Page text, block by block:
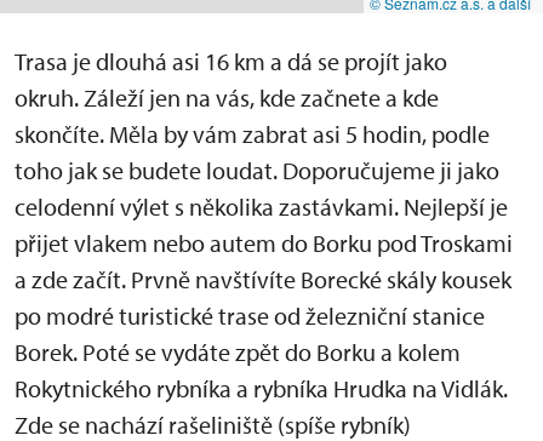
Trasa je dlouhá asi 16 km a dá se projít jako
okruh. Záleží jen na vás, kde začnete a kde
skončíte. Měla by vám zabrat asi 5 hodin, podle
toho jak se budete loudat. Doporučujeme ji jako
celodenní výlet s několika zastávkami. Nejlepší je
přijet vlakem nebo autem do Borku pod Troskami
a zde začít. Prvně navštívíte Borecké skály kousek
po modré turistické trase od železniční stanice
Borek. Poté se vydáte zpět do Borku a kolem
Rokytnického rybníka a rybníka Hrudka na Vidlák.
Zde se nachází rašeliniště (spíše rybník)